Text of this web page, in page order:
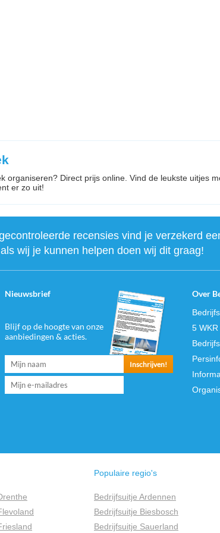
organiseren? Direct prijs online. Vind de leukste uitjes
er zo uit!
recensies vind je verzekerd
wij je kunnen helpen doen wij dit graag!
Nieuwsbrief
Blijf op de hoogte van onze
aanbiedingen & acties.
Over
5
Populaire regio's
Bedrijfsuitje Ardennen
Bedrijfsuitje Biesbosch
Bedrijfsuitje Sauerland